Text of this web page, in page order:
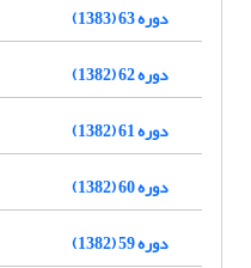
دوره 63 (1383)
دوره 62 (1382)
دوره 61 (1382)
دوره 60 (1382)
دوره 59 (1382)